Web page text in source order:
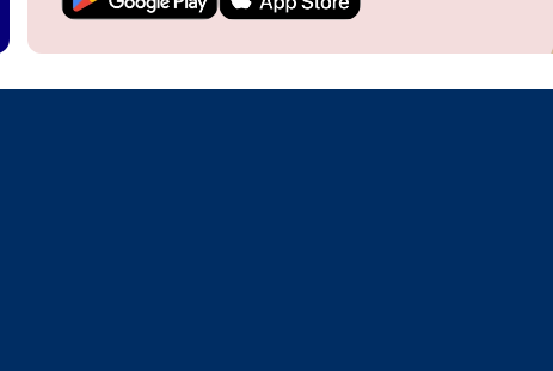
your device supports eSIM
carrier to request an eSIM activation.
activated, you can enjoy the benefits
몇 초 만에 새로 만드세요.